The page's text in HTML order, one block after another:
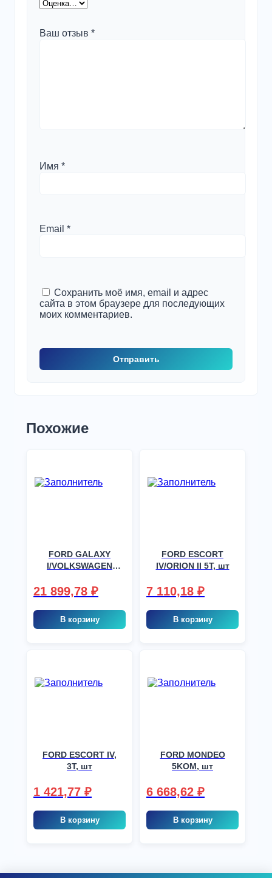
Ваш отзыв *
Имя *
Email *
Сохранить моё имя, email и адрес
сайта в этом браузере для последующих
моих комментариев.
Похожие
FORD GALAXY
I/VOLKSWAGEN
ALHAMBRA I MPV
(см. также 8548,
7606), шт
21 899,78 ₽
В корзину
FORD ESCORT
IV/ORION II 5T, шт
7 110,18 ₽
В корзину
FORD ESCORT IV,
3T, шт
1 421,77 ₽
В корзину
FORD MONDEO
5KOM, шт
6 668,62 ₽
В корзину